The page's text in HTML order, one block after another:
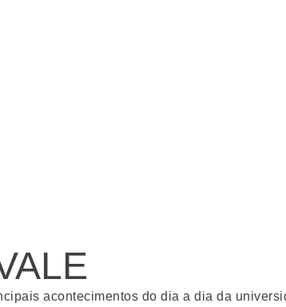
acontecimentos do dia a dia da